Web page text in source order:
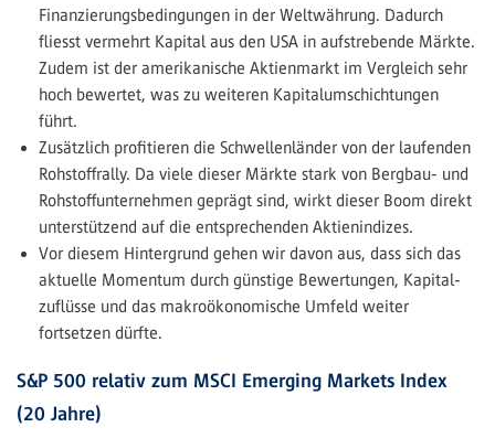
Finanzierungsbedingungen in der Weltwährung. Dadurch
fliesst vermehrt Kapital aus den USA in aufstrebende Märkte.
Zudem ist der amerikanische Aktienmarkt im Vergleich sehr
hoch bewertet, was zu weiteren Kapitalumschichtungen
führt.
Zusätzlich profitieren die Schwellenländer von der laufenden
Rohstoffrally. Da viele dieser Märkte stark von Bergbau- und
Rohstoffunternehmen geprägt sind, wirkt dieser Boom direkt
unterstützend auf die entsprechenden Aktienindizes.
Vor diesem Hintergrund gehen wir davon aus, dass sich das
aktuelle Momentum durch günstige Bewertungen, Kapital­
zuflüsse und das makroökonomische Umfeld weiter
fortsetzen dürfte.
S&P 500 relativ zum MSCI Emerging Markets Index
(20 Jahre)